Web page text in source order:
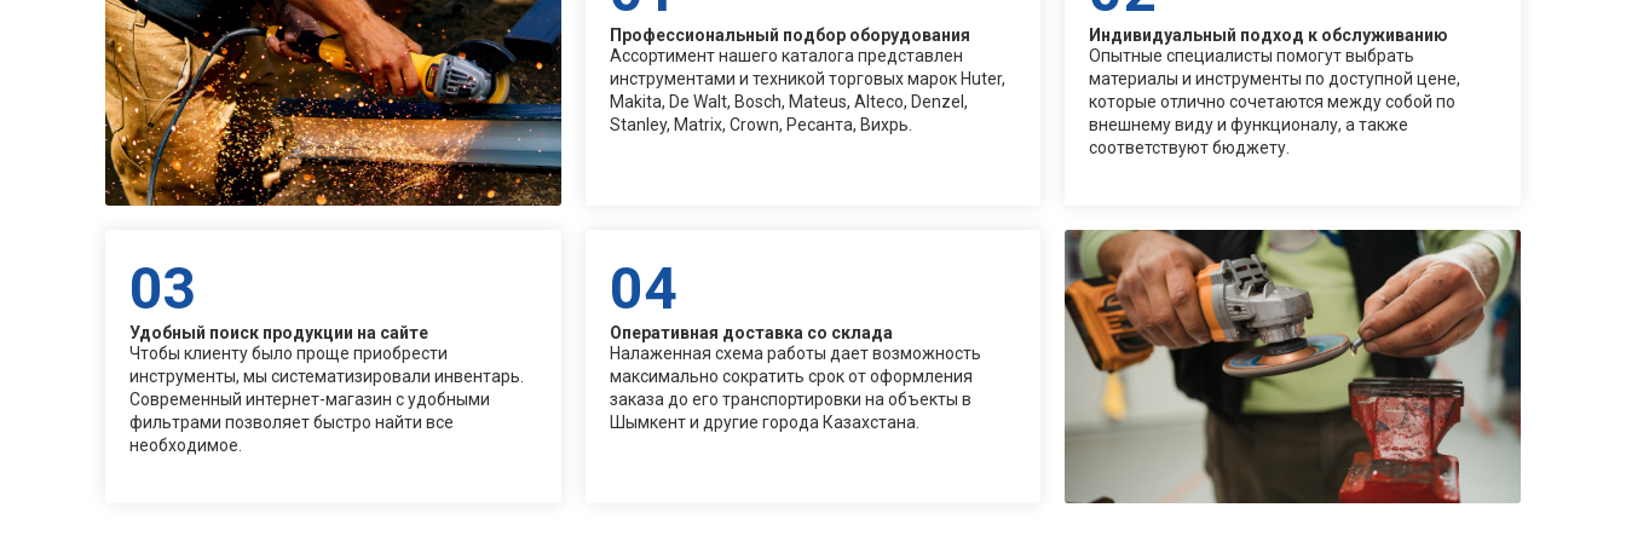
Профессиональный подбор оборудования
Ассортимент нашего каталога представлен
инструментами и техникой торговых марок Huter,
Makita, De Walt, Bosch, Mateus, Alteco, Denzel,
Stanley, Matrix, Crown, Ресанта, Вихрь.
Индивидуальный подход к обслуживанию
Опытные специалисты помогут выбрать
материалы и инструменты по доступной цене,
которые отлично сочетаются между собой по
внешнему виду и функционалу, а также
соответствуют бюджету.
03
Удобный поиск продукции на сайте
Чтобы клиенту было проще приобрести
инструменты, мы систематизировали инвентарь.
Современный интернет-магазин с удобными
фильтрами позволяет быстро найти все
необходимое.
04
Оперативная доставка со склада
Налаженная схема работы дает возможность
максимально сократить срок от оформления
заказа до его транспортировки на объекты в
Шымкент и другие города Казахстана.